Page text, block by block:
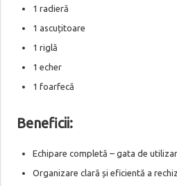
1 radieră
1 ascuțitoare
1 riglă
1 echer
1 foarfecă
Beneficii:
Echipare completă – gata de
Organizare clară și eficientă a